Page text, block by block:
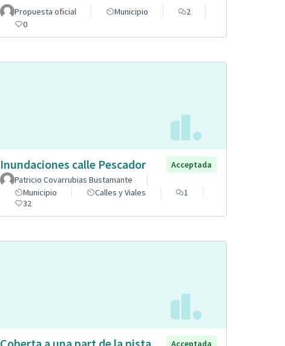
Propuesta oficial Municipio
2
0
Inundaciones calle Pescador
Acceptada
Patricio Covarrubias Bustamante
Municipio
Calles y Viales
1
32
Acceptada